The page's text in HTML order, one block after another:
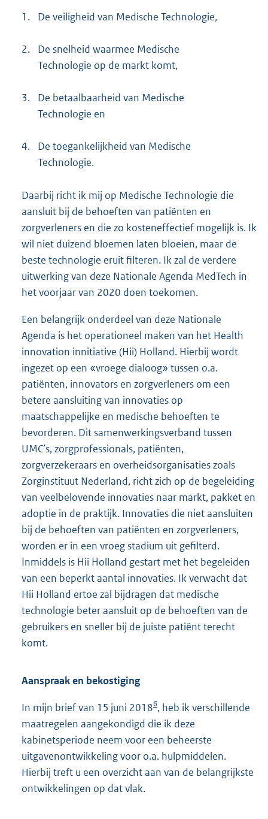
1. De veiligheid van Medische Technologie,
2.
De snelheid waarmee Medische
Technologie op de markt komt,
3.
De betaalbaarheid van Medische
Technologie en
4.
De toegankelijkheid van Medische
Technologie.
Daarbij richt ik mij op Medische Technologie die
aansluit bij de behoeften van patiënten en
zorgverleners en die zo kosteneffectief mogelijk is. Ik
wil niet duizend bloemen laten bloeien, maar de
beste technologie eruit filteren. Ik zal de verdere
uitwerking van deze Nationale Agenda MedTech in
het voorjaar van 2020 doen toekomen.
Een belangrijk onderdeel van deze Nationale
Agenda is het operationeel maken van het Health
innovation innitiative (Hii) Holland. Hierbij wordt
ingezet op een «vroege dialoog» tussen o.a.
patiënten, innovators en zorgverleners om een
betere aansluiting van innovaties op
maatschappelijke en medische behoeften te
bevorderen. Dit samenwerkingsverband tussen
UMC’s, zorgprofessionals, patiënten,
zorgverzekeraars en overheidsorganisaties zoals
Zorginstituut Nederland, richt zich op de begeleiding
van veelbelovende innovaties naar markt, pakket en
adoptie in de praktijk. Innovaties die niet aansluiten
bij de behoeften van patiënten en zorgverleners,
worden er in een vroeg stadium uit gefilterd.
Inmiddels is Hii Holland gestart met het begeleiden
van een beperkt aantal innovaties. Ik verwacht dat
Hii Holland ertoe zal bijdragen dat medische
technologie beter aansluit op de behoeften van de
gebruikers en sneller bij de juiste patiënt terecht
komt.
Aanspraak en bekostiging
In mijn brief van 15 juni 20186, heb ik verschillende
maatregelen aangekondigd die ik deze
kabinetsperiode neem voor een beheerste
uitgavenontwikkeling voor o.a. hulpmiddelen.
Hierbij treft u een overzicht aan van de belangrijkste
ontwikkelingen op dat vlak.